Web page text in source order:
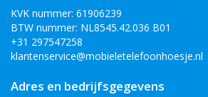
KVK nummer: 61906239
BTW nummer: NL8545.42.036 B01
+31 297547258
klantenservice@mobieletelefoonhoesje.nl
Adres en bedrijfsgegevens